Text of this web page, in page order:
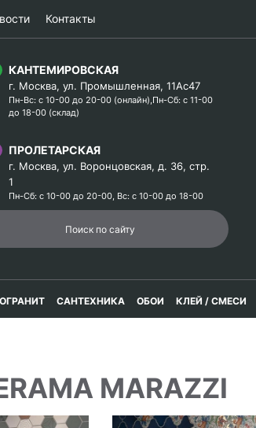
Контакты
КАНТЕМИРОВСКАЯ
г. Москва, ул. Промышленная, 11Ас47
Пн-Вс: с 10-00 до 20-00 (онлайн),Пн-Сб: с 11-00
до 18-00 (склад)
ПРОЛЕТАРСКАЯ
г. Москва, ул. Воронцовская, д. 36, стр.
1
Пн-Сб: с 10-00 до 20-00, Вс: с 10-00 до 18-00
САНТЕХНИКА ОБОИ КЛЕЙ / СМЕСИ
MARAZZI